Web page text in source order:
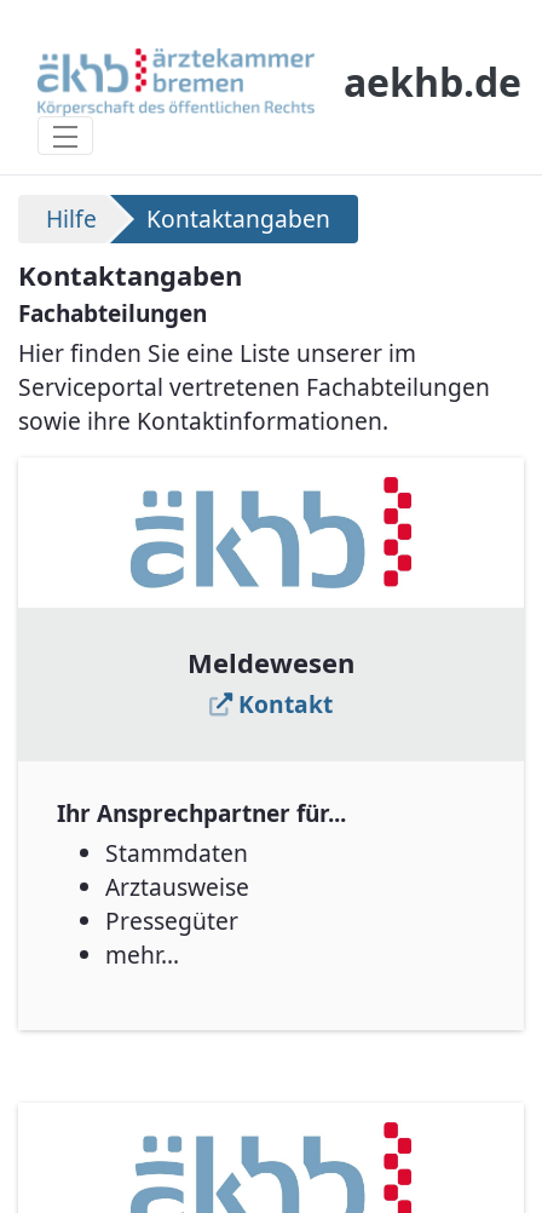
aekhb.de
Kontaktangaben
Hilfe Kontaktangaben
Kontaktangaben
Fachabteilungen
Hier finden Sie eine Liste unserer im
Serviceportal vertretenen Fachabteilungen
sowie ihre Kontaktinformationen.
Meldewesen
Kontakt
Ihr Ansprechpartner für...
Stammdaten
Arztausweise
Pressegüter
mehr...